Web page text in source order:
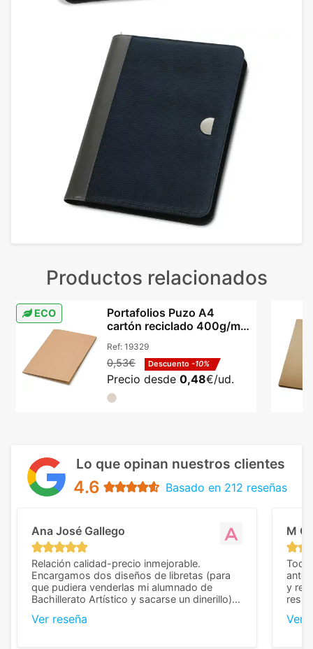
Productos relacionados
ECO
Portafolios Puzo A4
cartón reciclado 400g/m²
Ref: 19329
0,53€ Descuento -10%
Precio desde 0,48€/ud.
Lo que opinan nuestros clientes
4.6 Basado en 212 reseñas
Ana José Gallego
Relación calidad-precio inmejorable.
Encargamos dos diseños de libretas (para
que pudiera venderlas mi alumnado de
Bachillerato Artístico y sacarse un dinerillo) y
diferencia, con libretas de muy buena calidad
Ver reseña
M C
Todo
y
Ver